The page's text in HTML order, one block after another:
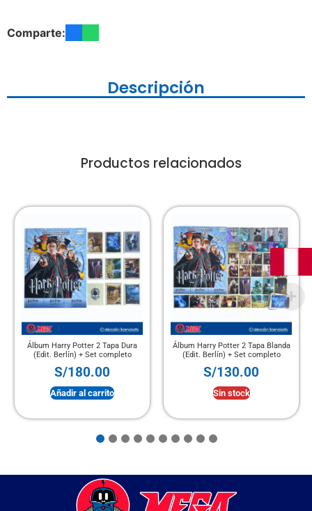
Comparte:
Descripción
Productos relacionados
Álbum Harry Potter 2 Tapa Dura
(Edit. Berlín) + Set completo
S/180.00
Añadir al carrito
Álbum Harry Potter 2 Tapa Blanda
(Edit. Berlín) + Set completo
S/130.00
Sin stock